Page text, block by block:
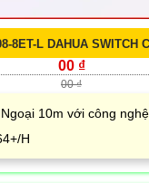
8ET-L DAHUA SWITCH
00 ₫
00 ₫
10m với công nghệ
H